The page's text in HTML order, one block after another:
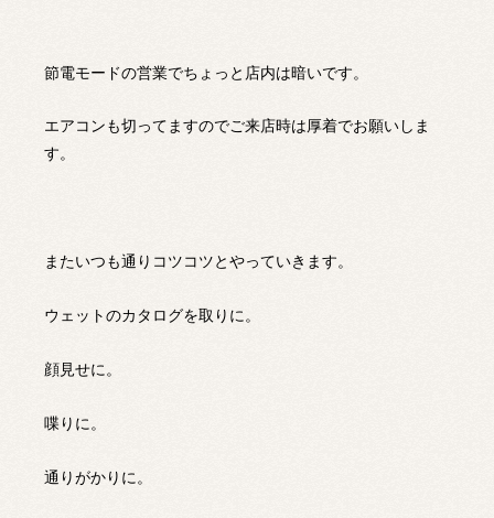
節電モードの営業でちょっと店内は暗いです。
エアコンも切ってますのでご来店時は厚着でお願いしま
す。
またいつも通りコツコツとやっていきます。
ウェットのカタログを取りに。
顔見せに。
喋りに。
通りがかりに。